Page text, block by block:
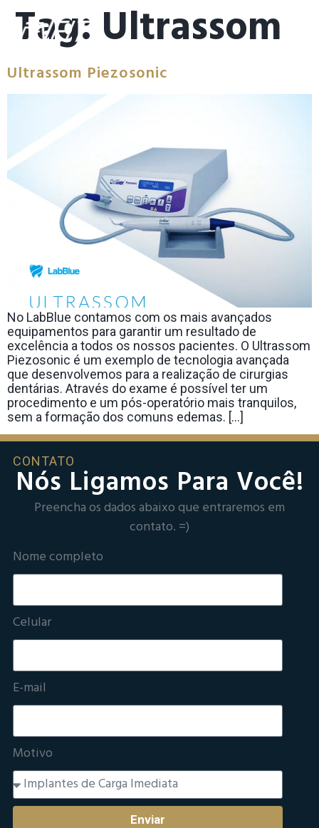
Tag: Ultrassom
Ultrassom Piezosonic
No LabBlue contamos com os mais avançados
equipamentos para garantir um resultado de
excelência a todos os nossos pacientes. O Ultrassom
Piezosonic é um exemplo de tecnologia avançada
que desenvolvemos para a realização de cirurgias
dentárias. Através do exame é possível ter um
procedimento e um pós-operatório mais tranquilos,
sem a formação dos comuns edemas. […]
CONTATO
Nós Ligamos Para Você!
Preencha os dados abaixo que entraremos em
contato. =)
Nome completo
Celular
E-mail
Motivo
Enviar